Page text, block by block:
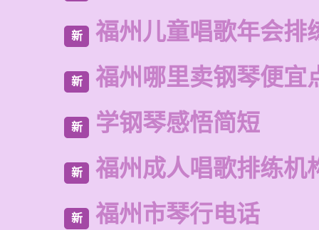
新 福州儿童唱歌年会排
新 福州哪里卖钢琴便宜
新 学钢琴感悟简短
新 福州成人唱歌排练机
新 福州市琴行电话